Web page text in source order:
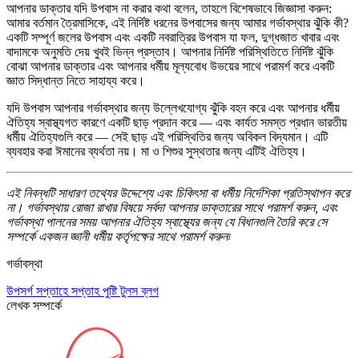
আপনার ডাক্তার যদি উপবাস না করার কথা বলেন, তাহলে বিশেষভাবে জিজ্ঞাসা করুন:
আমার বর্তমান ত্রৈমাসিকে, এই নির্দিষ্ট ধরনের উপবাসের জন্য আমার গর্ভাবস্থার ঝুঁকি কী?
একটি সম্পূর্ণ জলের উপবাস এবং একটি নবরাত্রির উপবাস যা ফল, দুগ্ধজাত খাবার এবং
বাদামকে অনুমতি দেয় খুবই ভিন্ন প্রস্তাব। আপনার নির্দিষ্ট পরিস্থিতিতে নির্দিষ্ট ঝুঁকি
বোঝা আপনার ডাক্তার এবং আপনার ধর্মীয় মূল্যবোধ উভয়ের সাথে পরামর্শ করে একটি
জ্ঞাত সিদ্ধান্ত নিতে সাহায্য করে।
যদি উপবাস আপনার গর্ভাবস্থার জন্য উল্লেখযোগ্য ঝুঁকি বহন করে এবং আপনার ধর্মীয়
ঐতিহ্য স্বাস্থ্যগত কারণে একটি ছাড় প্রদান করে — এবং কার্যত সমস্ত প্রধান ভারতীয়
ধর্মীয় ঐতিহ্যগুলি করে — সেই ছাড় এই পরিস্থিতির জন্য অবিকল বিদ্যমান। এটি
ব্যবহার করা ঈমানের ব্যর্থতা নয়। মা ও শিশুর সুস্থতার জন্য এটিই ঐতিহ্য।
এই নিবন্ধটি সাধারণ তথ্যের উদ্দেশ্যে এবং চিকিৎসা বা ধর্মীয় নির্দেশিকা প্রতিস্থাপন করে
না। গর্ভাবস্থায় রোজা রাখার বিষয়ে সর্বদা আপনার ডাক্তারের সাথে পরামর্শ করুন, এবং
গর্ভাবস্থা পালনের সময় আপনার ঐতিহ্য স্বাস্থ্যের জন্য যে বিধানগুলি তৈরি করে সে
সম্পর্কে একজন জ্ঞানী ধর্মীয় কর্তৃপক্ষের সাথে পরামর্শ করুন৷
গর্ভাবস্থা
উপসর্গ সপ্তাহে সপ্তাহপুষ্টিটুলসব্লগ
লেখক সম্পর্কে